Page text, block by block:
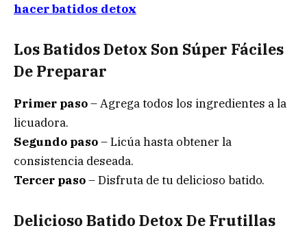
hacer batidos detox
Los Batidos Detox Son Súper Fáciles
De Preparar
Primer paso– Agrega todos los ingredientes a la
licuadora.
Segundo paso– Licúa hasta obtener la
consistencia deseada.
Tercer paso– Disfruta de tu delicioso batido.
Delicioso Batido Detox De Frutillas